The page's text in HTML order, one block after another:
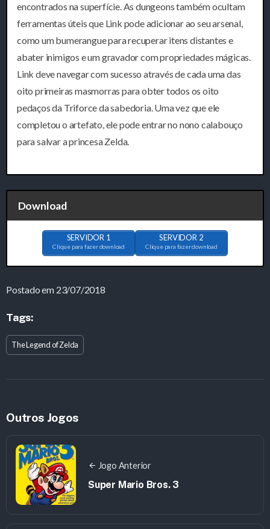
encontrados na superfície. As dungeons também ocultam
ferramentas úteis que Link pode adicionar ao seu arsenal,
como um bumerangue para recuperar itens distantes e
abater inimigos e um gravador com propriedades mágicas.
Link deve navegar com sucesso através de cada uma das
oito primeiras masmorras para obter todos os oito
pedaços da Triforce da sabedoria. Uma vez que ele
completou o artefato, ele pode entrar no nono calabouço
para salvar a princesa Zelda.
Download
SERVIDOR 1
Clique para fazer download
SERVIDOR 2
Clique para fazer download
Postado em 23/07/2018
Tags:
The Legend of Zelda
Outros Jogos
Jogo Anterior
Super Mario Bros. 3